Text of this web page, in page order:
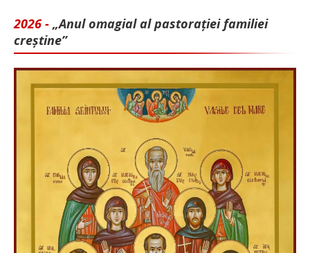
2026 - „Anul omagial al pastorației familiei
creștine”